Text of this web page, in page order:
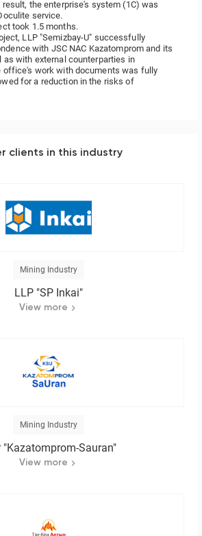
the enterprise's system (1C) was
service.
took 1.5 months.
LLP "Semizbay-U" successfully
with JSC NAC Kazatomprom and its
as with external counterparties in
office's work with documents was fully
for a reduction in the risks of
clients in this industry
Mining Industry
LLP "SP Inkai"
View more
Mining Industry
"Kazatomprom-Sauran"
View more